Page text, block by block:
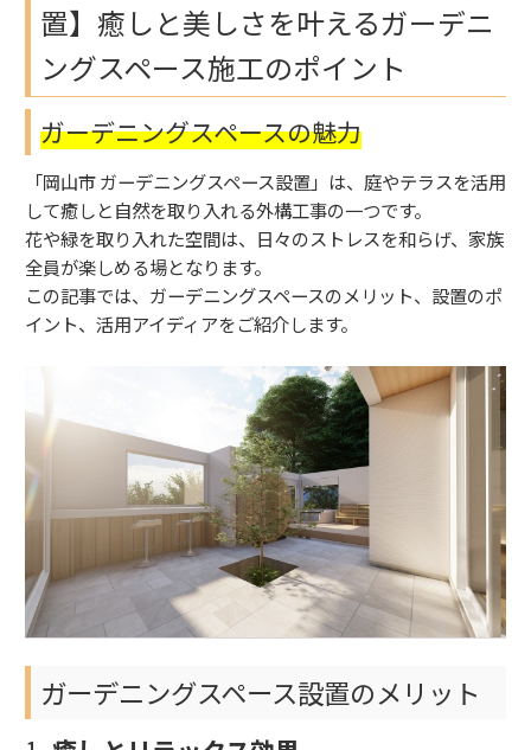
置】癒しと美しさを叶えるガーデニ
ングスペース施工のポイント
ガーデニングスペースの魅力
「岡山市 ガーデニングスペース設置」は、庭やテラスを活用
して癒しと自然を取り入れる外構工事の一つです。
花や緑を取り入れた空間は、日々のストレスを和らげ、家族
全員が楽しめる場となります。
この記事では、ガーデニングスペースのメリット、設置のポ
イント、活用アイディアをご紹介します。
ガーデニングスペース設置のメリット